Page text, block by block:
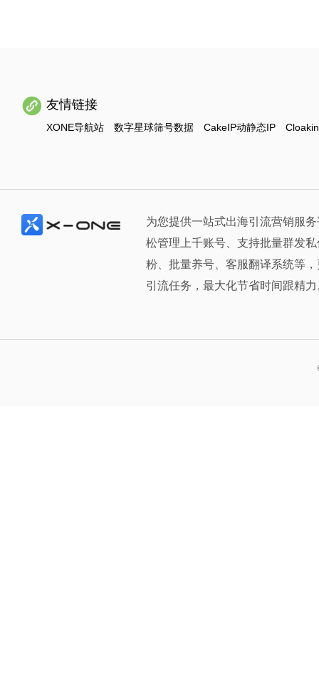
友情链接
XONE导航站 数字星球筛号数据 CakeIP动静态IP
为您提供一站式出海引流营销服
松管理上千账号、支持批量群发
粉、批量养号、客服翻译系统等
引流任务，最大化节省时间跟精力